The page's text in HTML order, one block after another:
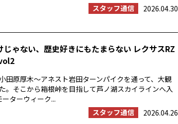
スタッフ通信
2026.04.30
じゃない、歴史好きにもたまらない レクサスRZ
田原厚木〜アネスト岩田ターンパイクを通って、大観
。そこから箱根峠を目指して芦ノ湖スカイラインへ入
ターウィーク...
スタッフ通信
2026.04.26